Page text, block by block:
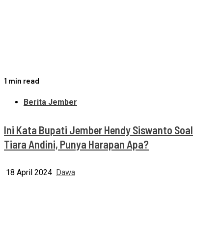
1 min read
Berita Jember
Ini Kata Bupati Jember Hendy Siswanto Soal
Tiara Andini, Punya Harapan Apa?
18 April 2024 Dawa